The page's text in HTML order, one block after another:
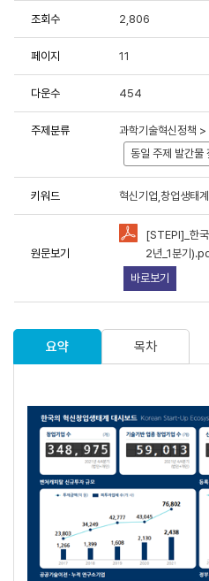
에 항상 감사드립니다.
한 연구성과물로 저작권 및 이용조건
이용 동의서 및 사용목적 등에 응답 부
원 연구성과물 활용 현황 및 서비스 분
구원에서 제공하는 저작물을 이용하였
형"조건에 따라 이용할 것을 동의합니
련기관에 처벌을 받을 수 있으며, 즉
교육자료 출판활용
조회수 2,806
페이지 11
다운수 454
주제분류
과학기술혁신정책
동일 주제 발간물
키워드 혁신기업,창업생태
원문보기
[STEPI]_한
2년_1분기
바로보기
요약 목차